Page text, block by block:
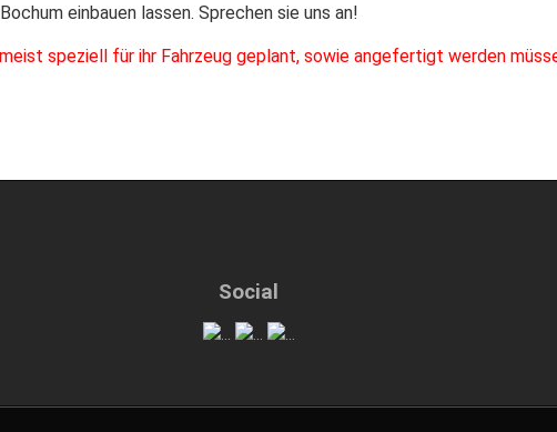
einbauen lassen. Sprechen sie uns an!
speziell für ihr Fahrzeug geplant, sowie angefertigt werden
Social